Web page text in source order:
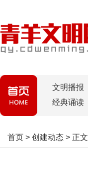
文明播报
经典诵读
首页 > 创建动态 > 正文